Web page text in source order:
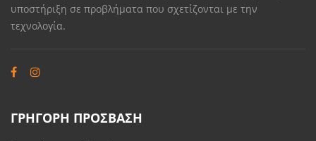
υποστήριξη σε προβλήματα που σχετίζονται με την
τεχνολογία.
ΓΡΗΓΟΡΗ ΠΡΟΣΒΑΣΗ